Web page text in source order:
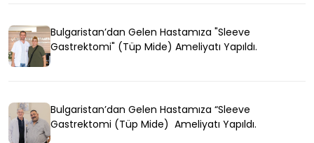
Bulgaristan’dan Gelen Hastamıza "Sleeve
Gastrektomi" (Tüp Mide) Ameliyatı Yapıldı.
Bulgaristan’dan Gelen Hastamıza “Sleeve
Gastrektomi (Tüp Mide) Ameliyatı Yapıldı.